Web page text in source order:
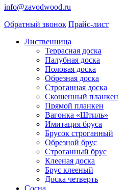
info@zavodwood.ru
Обратный звонок Прайс-лист
Лиственница
Террасная доска
Палубная доска
Половая доска
Обрезная доска
Строганная доска
Скошенный планкен
Прямой планкен
Вагонка «Штиль»
Имитация бруса
Брусок строганный
Обрезной брус
Строганный брус
Клееная доска
Брус клееный
Доска четверть
Сосна